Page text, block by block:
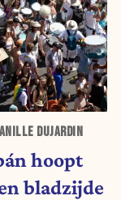
DUJARDIN
hoopt
bladzijde